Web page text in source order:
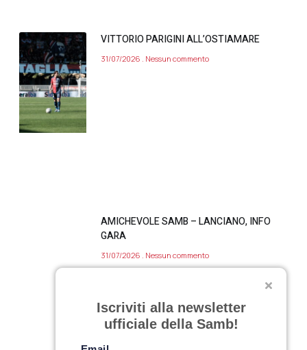
VITTORIO PARIGINI ALL’OSTIAMARE
31/07/2026 Nessun commento
AMICHEVOLE SAMB – LANCIANO, INFO
GARA
31/07/2026 Nessun commento
SARNANO, DAY 11
30/07/2026 Nessun commento
Iscriviti alla newsletter
ufficiale della Samb!